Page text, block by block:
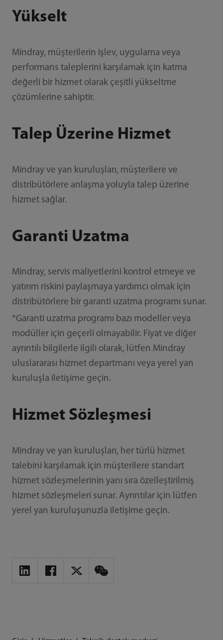
Yükselt
Mindray, müşterilerin işlev, uygulama veya
performans taleplerini karşılamak için katma
değerli bir hizmet olarak çeşitli yükseltme
çözümlerine sahiptir.
Talep Üzerine Hizmet
Mindray ve yan kuruluşları, müşterilere ve
distribütörlere anlaşma yoluyla talep üzerine
hizmet sağlar.
Garanti Uzatma
Mindray, servis maliyetlerini kontrol etmeye ve
yatırım riskini paylaşmaya yardımcı olmak için
distribütörlere bir garanti uzatma programı sunar.
*Garanti uzatma programı bazı modeller veya
modüller için geçerli olmayabilir. Fiyat ve diğer
ayrıntılı bilgilerle ilgili olarak, lütfen Mindray
uluslararası hizmet departmanı veya yerel yan
kuruluşla iletişime geçin.
Hizmet Sözleşmesi
Mindray ve yan kuruluşları, her türlü hizmet
talebini karşılamak için müşterilere standart
hizmet sözleşmelerinin yanı sıra özelleştirilmiş
hizmet sözleşmeleri sunar. Ayrıntılar için lütfen
yerel yan kuruluşunuzla iletişime geçin.